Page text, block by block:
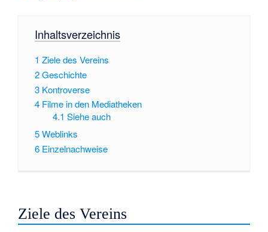
Inhaltsverzeichnis
1 Ziele des Vereins
2Geschichte
3 Kontroverse
4 Filme in den Mediatheken
4.1 Siehe auch
5Weblinks
6 Einzelnachweise
Ziele des Vereins